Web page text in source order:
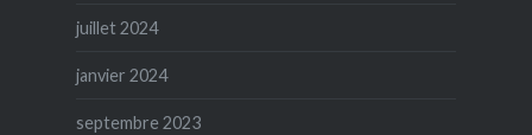
juillet 2024
janvier 2024
septembre 2023